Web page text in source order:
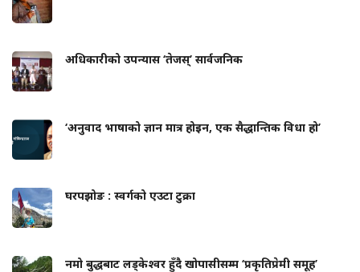
अधिकारीको उपन्यास ‘तेजस्’ सार्वजनिक
‘अनुवाद भाषाको ज्ञान मात्र होइन, एक सैद्धान्तिक विधा हो’
घरपझोङ : स्वर्गको एउटा टुक्रा
नमो बुद्धबाट लड्केश्वर हुँदै खोपासीसम्म ‘प्रकृतिप्रेमी समूह’